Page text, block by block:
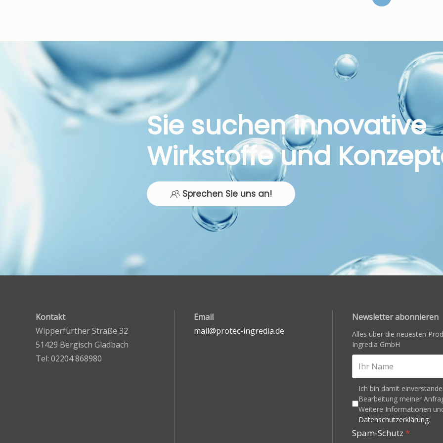
Sie suchen innovative
Wirkstoffe und
Sprechen Sie uns an!
Kontakt
Wipperfürther Straße 32
51429 Bergisch Gladbach
Tel: 02204 868980
Email
mail@protec-ingredia.de
Newsletter abonnieren
Alles über die neuesten
Ingredia GmbH
Ich bin damit
Bearbeitung meiner
Weitere Informationen
Datenschutzerklärung.
Spam-Schutz *